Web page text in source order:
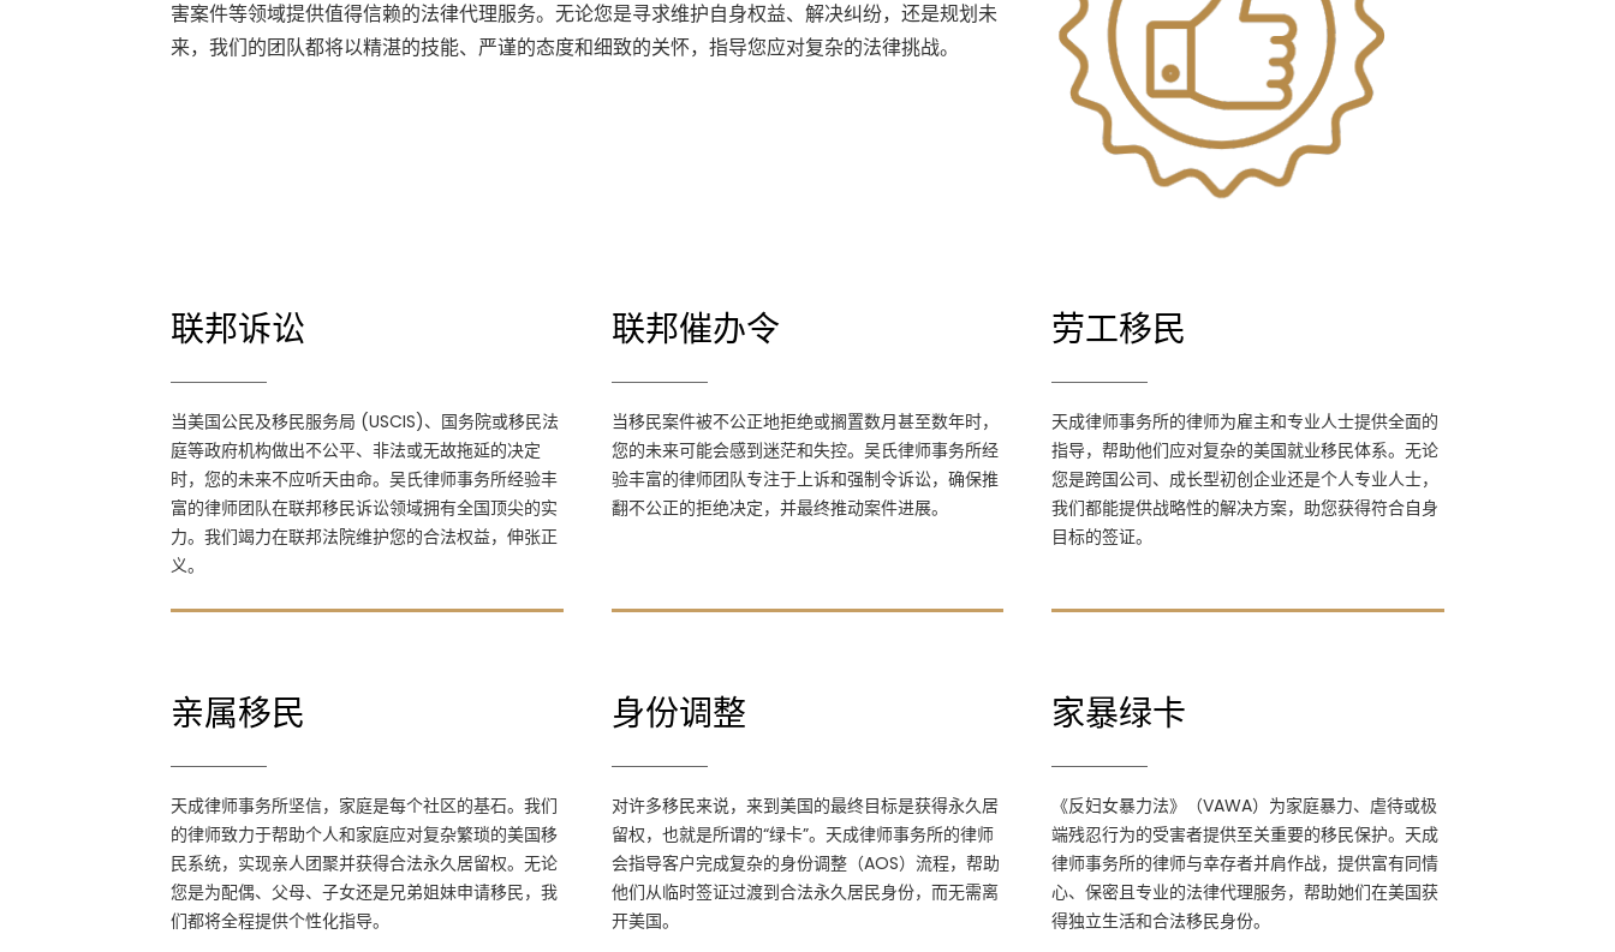
害案件等领域提供值得信赖的法律代理服务。无论您是寻求维护自身权益、解决纠纷，还是规划未
来，我们的团队都将以精湛的技能、严谨的态度和细致的关怀，指导您应对复杂的法律挑战。
联邦诉讼
当美国公民及移民服务局 (USCIS)、国务院或移民法
庭等政府机构做出不公平、非法或无故拖延的决定
时，您的未来不应听天由命。吴氏律师事务所经验丰
富的律师团队在联邦移民诉讼领域拥有全国顶尖的实
力。我们竭力在联邦法院维护您的合法权益，伸张正
义。
当美国公民及移民服务局 (USCIS)、国务院或
移民法庭等政府机构做出不公平、非法或无故
拖延的决定时，您的未来不应听天由命。吴氏
律师事务所经验丰富的律师团队在联邦移民诉
讼领域拥有全国顶尖的实力。我们竭力在联邦
法院维护您的合法权益，伸张正义。
联邦催办令
当移民案件被不公正地拒绝或搁置数月甚至数年时，
您的未来可能会感到迷茫和失控。吴氏律师事务所经
验丰富的律师团队专注于上诉和强制令诉讼，确保推
翻不公正的拒绝决定，并最终推动案件进展。
联邦催办令
当移民案件被不公正地拒绝或搁置数月甚至数
年时，您的未来可能会感到迷茫和失控。吴氏
律师事务所经验丰富的律师团队专注于上诉和
强制令诉讼，确保推翻不公正的拒绝决定，并
最终推动案件进展。
劳工移民
天成律师事务所的律师为雇主和专业人士提供全面的
指导，帮助他们应对复杂的美国就业移民体系。无论
您是跨国公司、成长型初创企业还是个人专业人士，
我们都能提供战略性的解决方案，助您获得符合自身
目标的签证。
天成律师事务所的律师为雇主和专业人士提供
全面的指导，帮助他们应对复杂的美国就业移
民体系。无论您是跨国公司、成长型初创企业
还是个人专业人士，我们都能提供战略性的解
决方案，助您获得符合自身目标的签证。
亲属移民
天成律师事务所坚信，家庭是每个社区的基石。我们
的律师致力于帮助个人和家庭应对复杂繁琐的美国移
民系统，实现亲人团聚并获得合法永久居留权。无论
您是为配偶、父母、子女还是兄弟姐妹申请移民，我
们都将全程提供个性化指导。
天成律师事务所坚信，家庭是每个社区的基
石。我们的律师致力于帮助个人和家庭应对复
杂繁琐的美国移民系统，实现亲人团聚并获得
合法永久居留权。无论您是为配偶、父母、子
女还是兄弟姐妹申请移民，我们都将全程提供
个性化指导。
身份调整
对许多移民来说，来到美国的最终目标是获得永久居
留权，也就是所谓的“绿卡”。天成律师事务所的律师
会指导客户完成复杂的身份调整（AOS）流程，帮助
他们从临时签证过渡到合法永久居民身份，而无需离
开美国。
对许多移民来说，来到美国的最终目标是获得
永久居留权，也就是所谓的“绿卡”。天成律师
事务所的律师会指导客户完成复杂的身份调整
（AOS）流程，帮助他们从临时签证过渡到合
法永久居民身份，而无需离开美国。
家暴绿卡
《反妇女暴力法》（VAWA）为家庭暴力、虐待或极
端残忍行为的受害者提供至关重要的移民保护。天成
律师事务所的律师与幸存者并肩作战，提供富有同情
心、保密且专业的法律代理服务，帮助她们在美国获
得独立生活和合法移民身份。
《反妇女暴力法》（VAWA）为家庭暴力、虐
待或极端残忍行为的受害者提供至关重要的移
民保护。天成律师事务所的律师与幸存者并肩
作战，提供富有同情心、保密且专业的法律代
理服务，帮助她们在美国获得独立生活和合法
移民身份。